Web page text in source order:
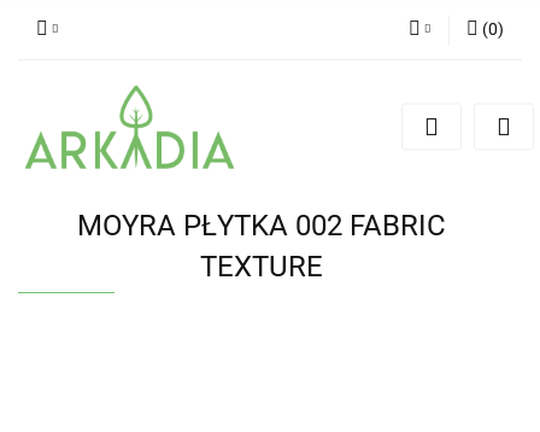
(0)
MOYRA PŁYTKA 002 FABRIC
TEXTURE